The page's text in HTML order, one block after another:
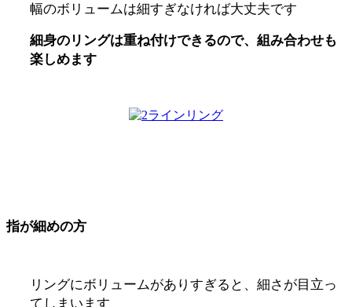
幅のボリュームは細すぎなければ大丈夫です
細身のリングは重ね付けできるので、組み合わせも
楽しめます
指が細めの方
リングにボリュームがありすぎると、細さが目立っ
てしまいます